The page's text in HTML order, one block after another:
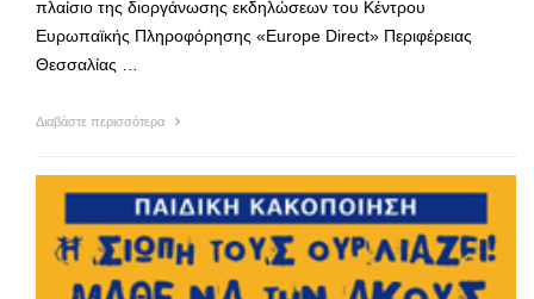
πλαίσιο της διοργάνωσης εκδηλώσεων του Κέντρου
Ευρωπαϊκής Πληροφόρησης «Europe Direct» Περιφέρειας
Θεσσαλίας …
Διαβάστε περισσότερα